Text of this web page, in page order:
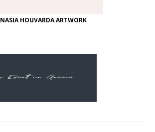
NASIA HOUVARDA ARTWORK